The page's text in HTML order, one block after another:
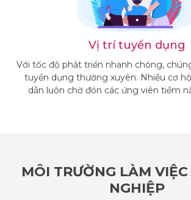
Vị trí tuyển dụng
Với tốc độ phát triển nhanh chóng,
tuyển dụng thường xuyên. Nhiều cơ
dẫn luôn chờ đón các ứng viên tiềm
MÔI TRƯỜNG LÀM
NGHIỆP